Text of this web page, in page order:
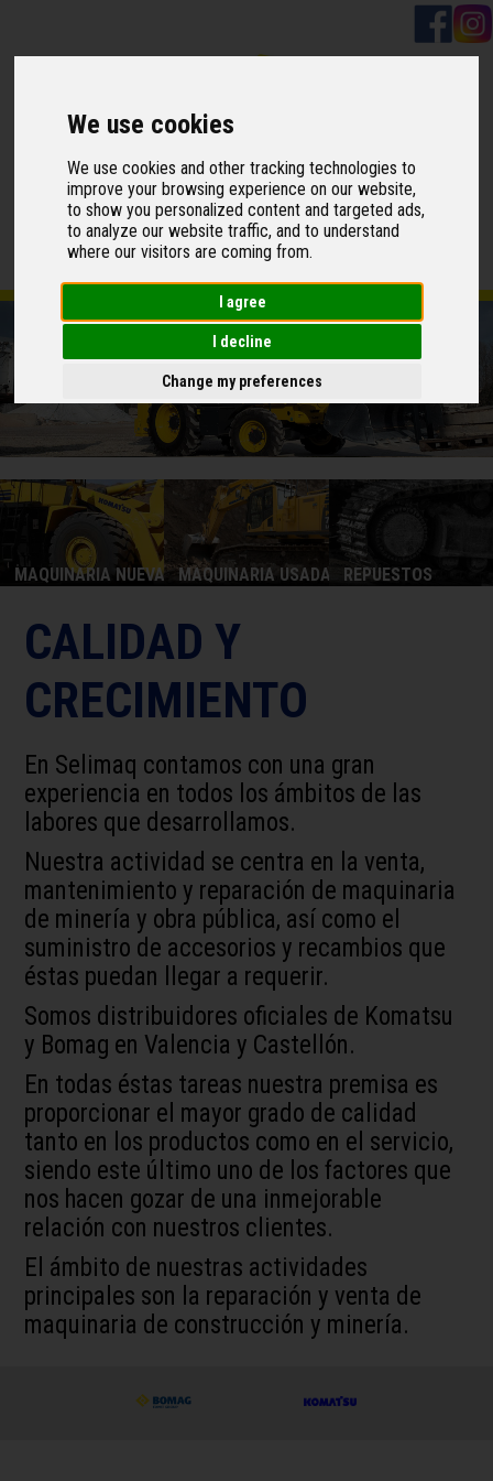
We use cookies
We use cookies and other tracking technologies to
improve your browsing experience on our website,
to show you personalized content and targeted ads,
to analyze our website traffic, and to understand
where our visitors are coming from.
I agree
I decline
Change my preferences
MAQUINARIA NUEVA MAQUINARIA USADA REPUESTOS
CALIDAD Y
CRECIMIENTO
En Selimaq contamos con una gran
experiencia en todos los ámbitos de las
labores que desarrollamos.
Nuestra actividad se centra en la venta,
mantenimiento y reparación de maquinaria
de minería y obra pública, así como el
suministro de accesorios y recambios que
éstas puedan llegar a requerir.
Somos distribuidores oficiales de Komatsu
y Bomag en Valencia y Castellón.
En todas éstas tareas nuestra premisa es
proporcionar el mayor grado de calidad
tanto en los productos como en el servicio,
siendo este último uno de los factores que
nos hacen gozar de una inmejorable
relación con nuestros clientes.
El ámbito de nuestras actividades
principales son la reparación y venta de
maquinaria de construcción y minería.